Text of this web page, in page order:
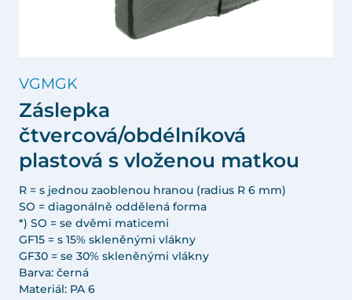
VGMGK
Záslepka
čtvercová/obdélníková
plastová s vloženou matkou
R = s jednou zaoblenou hranou (radius R 6 mm)
SO = diagonálně oddělená forma
*) SO = se dvěmi maticemi
GF15 = s 15% skleněnými vlákny
GF30 = se 30% skleněnými vlákny
Barva: černá
Materiál: PA 6